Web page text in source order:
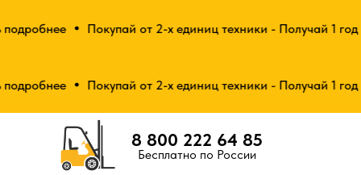
Покупай от 2-х единиц техники - Получай 1 год
Покупай от 2-х единиц техники - Получай 1 год
8 800 222 64 85
Бесплатно по России